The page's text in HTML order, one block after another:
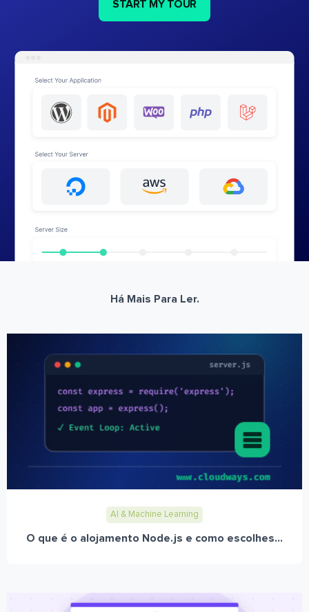
START MY TOUR
Há Mais Para Ler.
AI & Machine Learning
O que é o alojamento Node.js e como escolhes...